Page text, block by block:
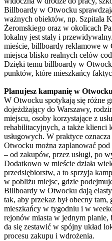
Billboardy w Otwocku
ważnych obiektów, np. Szpitala
Żeromskiego oraz w okolicach
lokalny jest stały i
mieście, billboardy reklamowe w
miejsca blisko realnych celów
Dzięki temu billboardy w
punktów, które mieszkańcy
Planujesz kampanię w
W Otwocku spotykają się różne
dojeżdżający do Warszawy,
miejscu, osoby korzystające z
rehabilitacyjnych, a także klienci
usługowych. W praktyce
Otwocku można zaplanować
– od zakupów, przez usługi, po
Dodatkowo w mieście działa
przedsiębiorstw, a to sprzyja
w pobliżu miejsc, gdzie
Billboardy w Otwocku dają
tak, aby przekaz był obecny
mieszkańcy w tygodniu i w
rejonów miasta w jednym
da się zestawić w spójny układ
procesu zakupu i wdrożenia.